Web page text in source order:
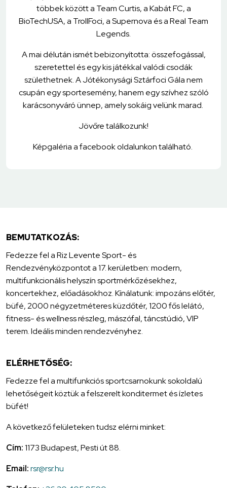
többek között a Team Curtis, a Kabát FC, a
BioTechUSA, a TrollFoci, a Supernova és a Real Team
Legends.
A mai délután ismét bebizonyította: összefogással,
szeretettel és egy kis játékkal valódi csodák
születhetnek. A Jótékonysági Sztárfoci Gála nem
csupán egy sportesemény, hanem egy szívhez szóló
karácsonyváró ünnep, amely sokáig velünk marad.
Jövőre találkozunk!
Képgaléria a facebook oldalunkon található.
BEMUTATKOZÁS:
Fedezze fel a Riz Levente Sport- és
Rendezvényközpontot a 17. kerületben: modern,
multifunkcionális helyszín sportmérkőzésekhez,
koncertekhez, előadásokhoz. Kínálatunk: impozáns előtér,
büfé, 2000 négyzetméteres küzdőtér, 1200 fős lelátó,
fitness- és wellness részleg, mászófal, táncstúdió, VIP
terem. Ideális minden rendezvényhez.
ELÉRHETŐSÉG:
Fedezze fel a multifunkciós sportcsarnokunk sokoldalú
lehetőségeit köztük a felszerelt konditermet és ízletes
büfét!
A következő felületeken tudsz elérni minket:
Cím:1173 Budapest, Pesti út 88.
Email:rsr@rsr.hu